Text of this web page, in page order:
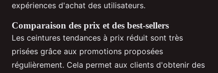
expériences d'achat des utilisateurs.
Comparaison des prix et des best-sellers
Les ceintures tendances à prix réduit sont très
prisées grâce aux promotions proposées
régulièrement. Cela permet aux clients d'obtenir des